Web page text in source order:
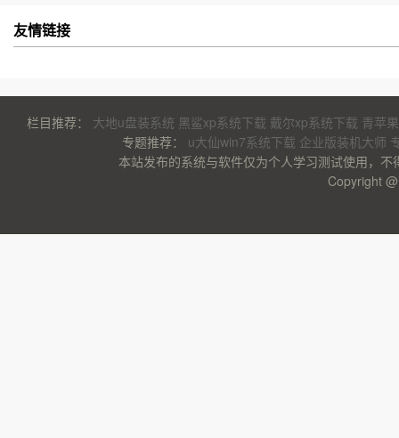
友情链接
栏目推荐： 大地u盘装系统 黑鲨xp系统下载 戴尔xp系统下载 青苹
专题推荐： u大仙win7系统下载 企业版装机大师
本站发布的系统与软件仅为个人学习测试使用，
Copyright